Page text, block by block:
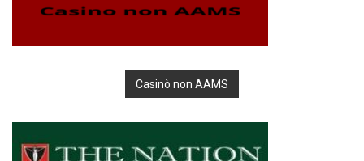
Casinò non AAMS